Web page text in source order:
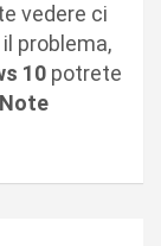
vedere ci
problema,
10 potrete